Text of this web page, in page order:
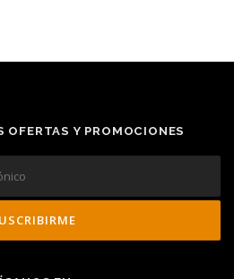
OFERTAS Y PROMOCIONES